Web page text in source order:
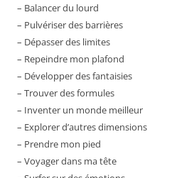
– Balancer du lourd
– Pulvériser des barrières
– Dépasser des limites
– Repeindre mon plafond
– Développer des fantaisies
– Trouver des formules
– Inventer un monde meilleur
– Explorer d’autres dimensions
– Prendre mon pied
– Voyager dans ma tête